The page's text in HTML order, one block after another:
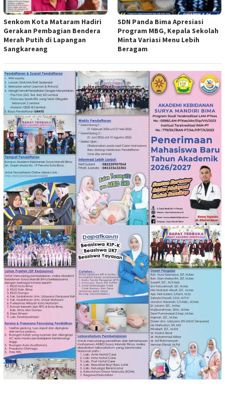
Senkom Kota Mataram Hadiri
Gerakan Pembagian Bendera
Merah Putih di Lapangan
Sangkareang
SDN Panda Bima Apresiasi
Program MBG, Kepala Sekolah
Minta Variasi Menu Lebih
Beragam